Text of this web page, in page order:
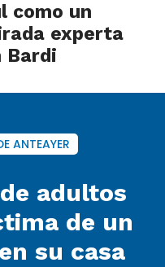
como un
experta
Bardi
ANTEAYER
adultos
de un
su casa